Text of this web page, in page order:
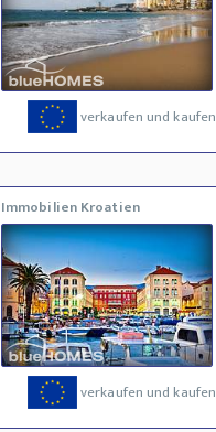
verkaufen und kaufen
Immobilien Kroatien
verkaufen und kaufen